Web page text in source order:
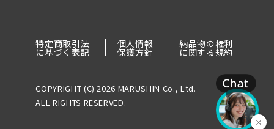
特定商取引法
に基づく表記
個人情報
保護方針
納品物の権利
に関する規約
COPYRIGHT (C) 2026 MARUSHIN Co., Ltd.
ALL RIGHTS RESERVED.